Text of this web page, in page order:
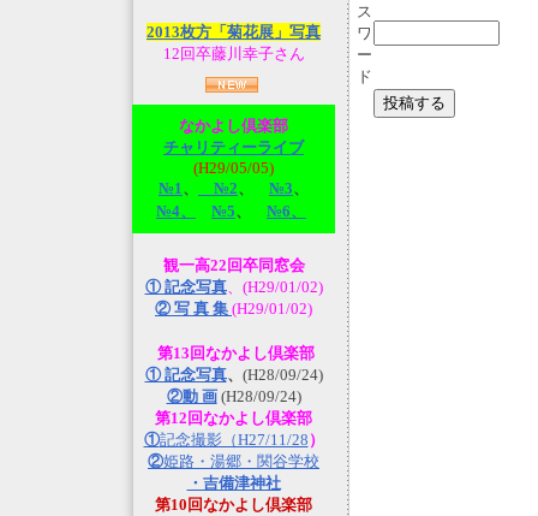
2013枚方「菊花展」写真
12回卒藤川幸子さん
なかよし倶楽部
チャリティーライブ
(H29/05/05)
№1、 №2、 №3、
№4、
№5、 №6、
観一高22回卒同窓会
① 記念写真、(H29/01/02)
② 写 真 集 (H29/01/02)
第13回なかよし倶楽部
① 記念写真、 (H28/09/24)
②動 画(H28/09/24)
第12回なかよし倶楽部
①記念撮影（H27/11/28 ）
②姫路・湯郷・関谷学校
・吉備津神社
第10回なかよし倶楽部
ス
ワ
ー
ド